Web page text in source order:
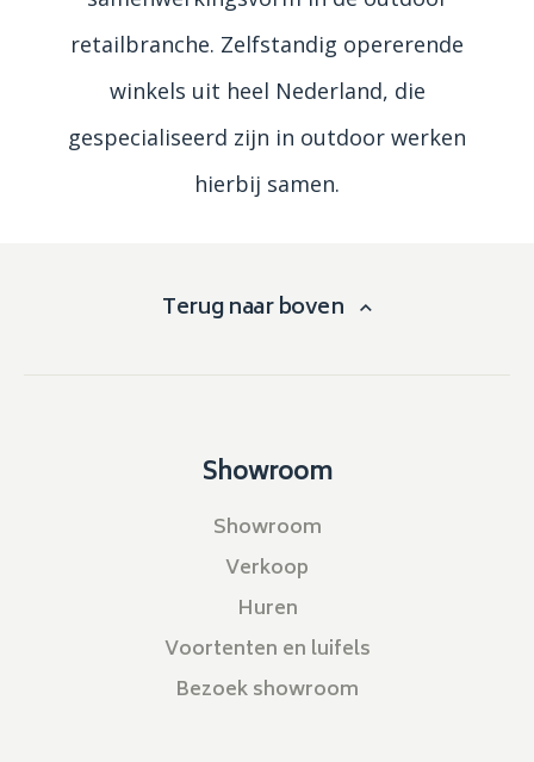
retailbranche. Zelfstandig opererende
winkels uit heel Nederland, die
gespecialiseerd zijn in outdoor werken
hierbij samen.
Terug naar boven
Showroom
Showroom
Verkoop
Huren
Voortenten en luifels
Bezoek showroom